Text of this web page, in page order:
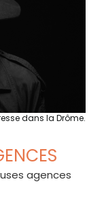
dans la Drôme.
agences